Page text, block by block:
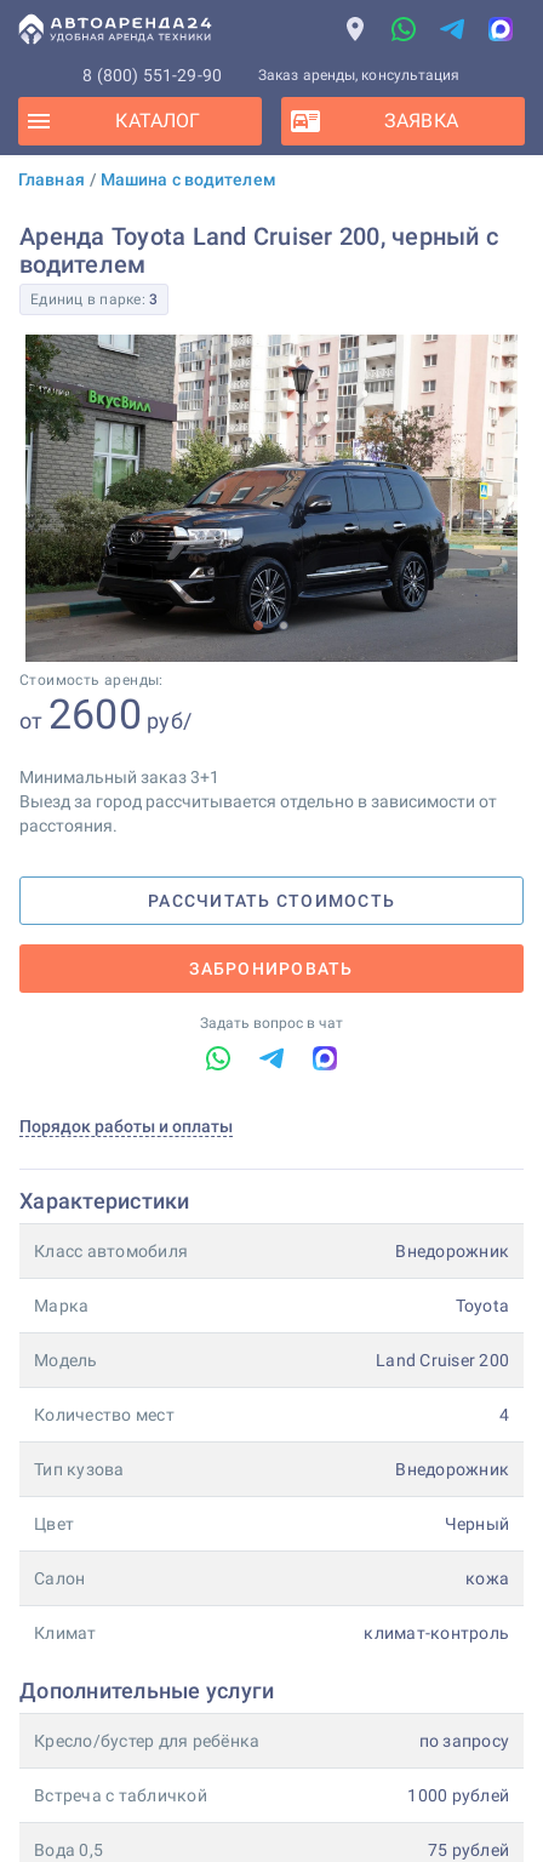
8 (800) 551-29-90 Заказ аренды, консультация
КАТАЛОГ ЗАЯВКА
Главная / Машина с водителем
Аренда Toyota Land Cruiser 200, черный с
водителем
Единиц в парке: 3
1 2
Стоимость аренды:
от 2600 руб/
Минимальный заказ 3+1
Выезд за город рассчитывается отдельно в зависимости от
расстояния.
РАССЧИТАТЬ СТОИМОСТЬ
ЗАБРОНИРОВАТЬ
Задать вопрос в чат
Порядок работы и оплаты
Характеристики
Класс автомобиля Внедорожник
Марка Toyota
Модель Land Cruiser 200
Количество мест 4
Тип кузова Внедорожник
Цвет Черный
Салон кожа
Климат климат-контроль
Дополнительные услуги
Кресло/бустер для ребёнка по запросу
Встреча с табличкой 1000 рублей
Вода 0,5 75 рублей